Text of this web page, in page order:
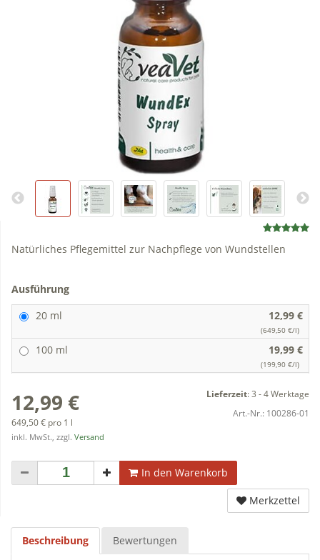
Natürliches Pflegemittel zur Nachpflege von Wundstellen
Ausführung
20 ml
12,99 €
(649,50 €/l)
100 ml 19,99 €
(199,90 €/l)
12,99 €
649,50 € pro 1 l
inkl. MwSt., zzgl. Versand
Lieferzeit: 3 - 4 Werktage
Art.-Nr.: 100286-01
In den Warenkorb
Merkzettel
Beschreibung Bewertungen